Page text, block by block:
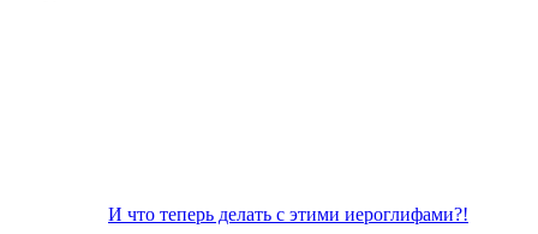
И что теперь делать с этими иероглифами?!